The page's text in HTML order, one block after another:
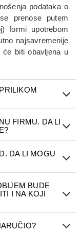
podataka o
prenose putem
formi upotrebom
najsavremenije
će biti obavljena u
FIRMU. DA LI
DA LI MOGU
BUDE
I NA KOJI